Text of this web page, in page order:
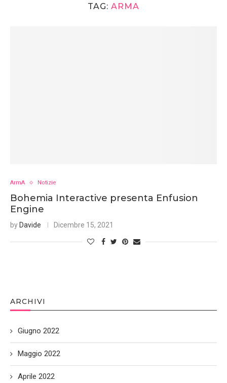
TAG: ARMA
ArmA Notizie
Bohemia Interactive presenta Enfusion
Engine
by Davide Dicembre 15, 2021
ARCHIVI
Giugno 2022
Maggio 2022
Aprile 2022